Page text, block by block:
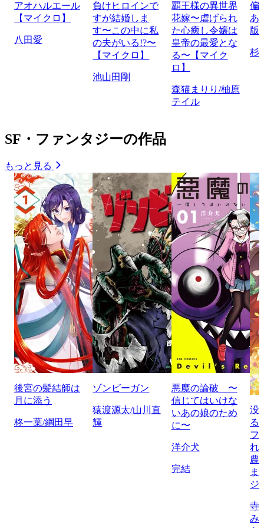
アオハルエール
【マイクロ】
八田愛
負けヒロインで
すが結婚しま
す〜この中に私
の夫がいる!?〜
【マイクロ】
池山田剛
覇王様の異世界
花嫁〜虐げられ
た心癒し令嬢は
皇帝の最愛とな
る〜【マイク
ロ】
森猫まりり/柚原
テイル
偏
あ
版
杉
SF・ファンタジーの作品
もっと見る
後宮の髪結師は
月に添う
柊一葉/綱田早
ゾンビーガン
猿渡源太/山川直
輝
悪魔の論破 〜
信じてはいけな
いあの娘のため
に〜
洋介犬
完結
没
る
フ
れ
農
ま
ジ
寺
み